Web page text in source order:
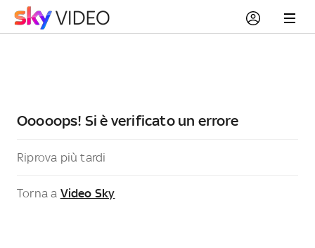
Ooooops! Si è verificato un errore
Riprova più tardi
Torna a Video Sky